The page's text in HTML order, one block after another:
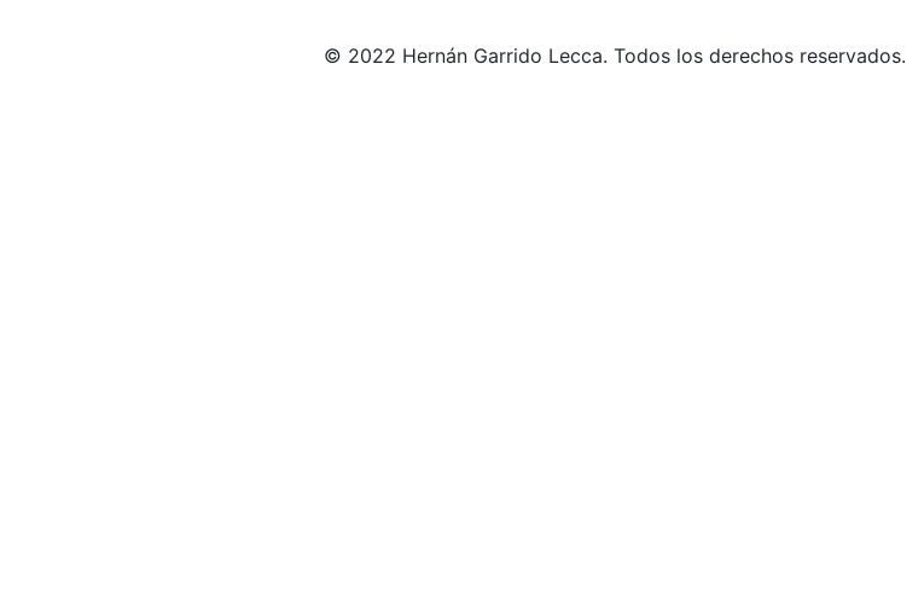
© 2022 Hernán Garrido Lecca. Todos los derechos reservados.